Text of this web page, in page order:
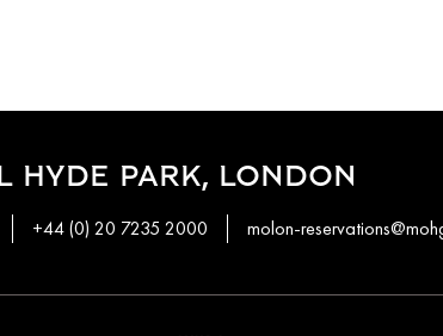
HYDE PARK, LONDON
+44 (0) 20 7235 2000 molon-